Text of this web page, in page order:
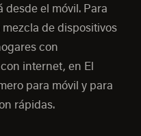
el móvil. Para
de dispositivos
con
internet, en El
para móvil y para
rápidas.